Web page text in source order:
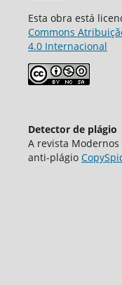
Esta obra está
Commons
4.0 Internacional
Detector de plágio
A revista
аnti-plágio